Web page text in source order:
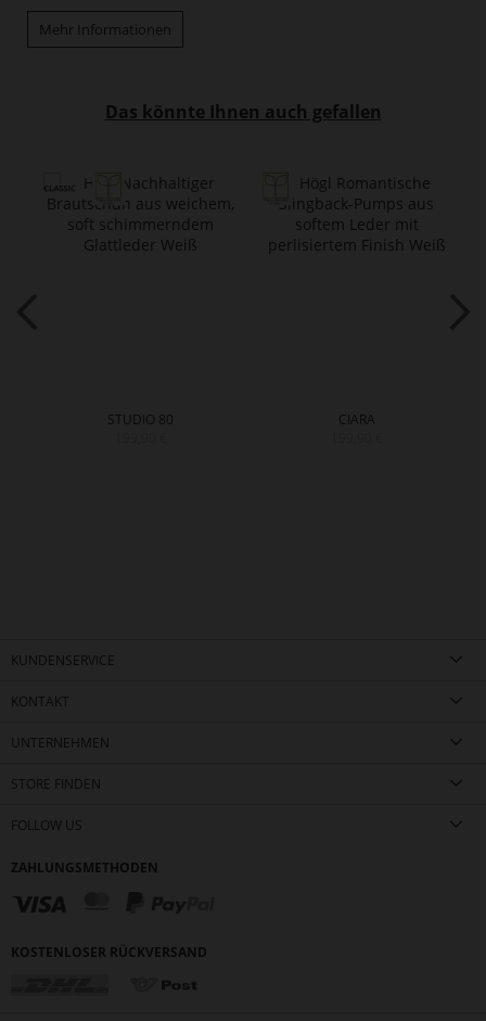
Mehr Informationen
Das könnte Ihnen auch gefallen
STUDIO 80
CIARA
KUNDENSERVICE
KONTAKT
UNTERNEHMEN
STORE FINDEN
FOLLOW US
ZAHLUNGSMETHODEN
KOSTENLOSER RÜCKVERSAND